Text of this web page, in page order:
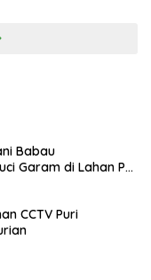
Babau
Garam di Lahan PT.
CCTV Puri